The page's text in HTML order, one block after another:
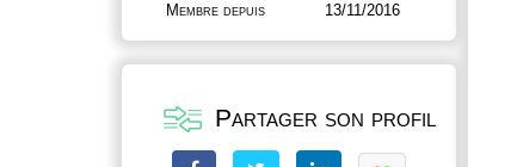
Membre depuis 13/11/2016
Partager son profil